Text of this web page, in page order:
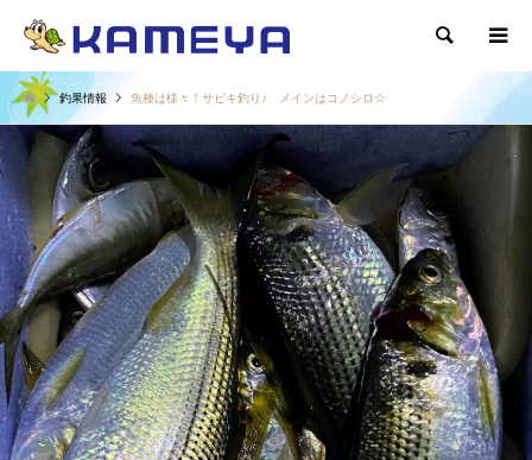
検索
釣果情報 魚種は様々！サビキ釣り♪ メインはコノシロ☆